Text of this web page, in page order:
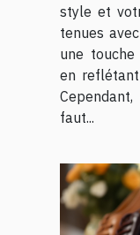
style et
tenues
une
en
faut...